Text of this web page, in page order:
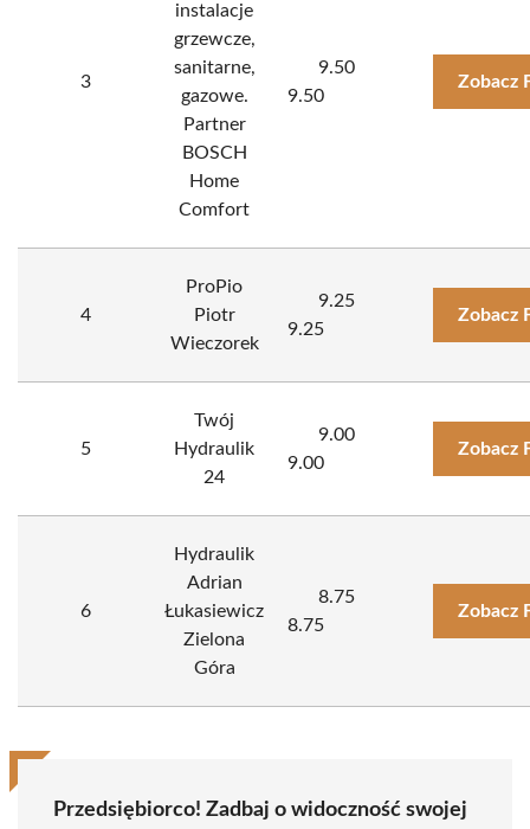
3
instalacje
grzewcze,
sanitarne,
gazowe.
Partner
BOSCH
Home
Comfort
9.50
9.50
Zobacz
4
ProPio
Piotr
Wieczorek
9.25
9.25
Zobacz
5
Twój
Hydraulik
24
9.00
9.00
Zobacz
6
Hydraulik
Adrian
Łukasiewicz
Zielona
Góra
8.75
8.75
Zobacz
Przedsiębiorco! Zadbaj o widoczność swojej